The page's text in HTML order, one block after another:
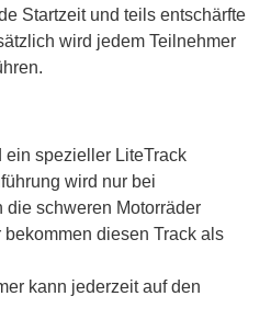
Startzeit und teils entschärfte
wird jedem Teilnehmer
ein spezieller LiteTrack
wird nur bei
schweren Motorräder
diesen Track als
kann jederzeit auf den